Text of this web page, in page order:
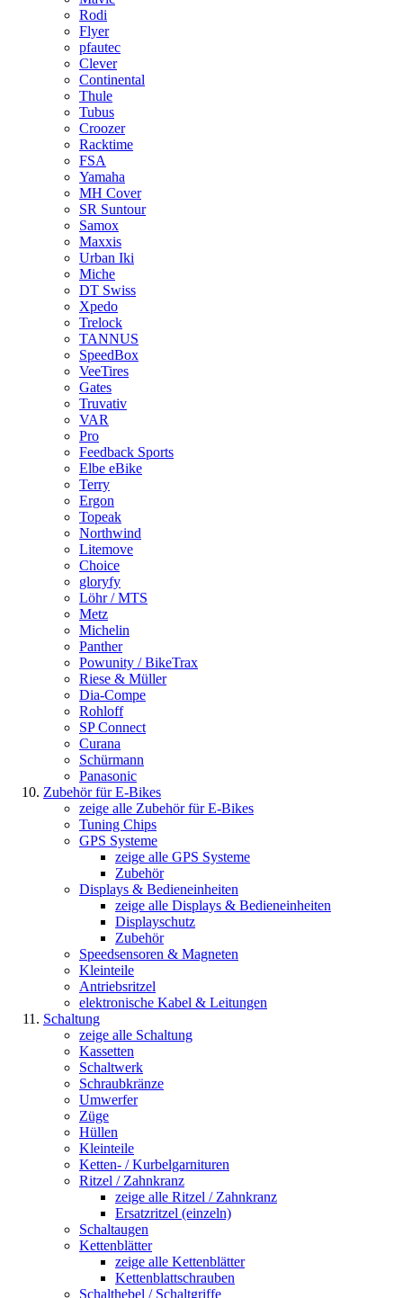
Rodi
Flyer
pfautec
Clever
Continental
Thule
Tubus
Croozer
Racktime
FSA
Yamaha
MH Cover
SR Suntour
Samox
Maxxis
Urban Iki
Miche
DT Swiss
Xpedo
Trelock
TANNUS
SpeedBox
VeeTires
Gates
Truvativ
VAR
Pro
Feedback Sports
Elbe eBike
Terry
Ergon
Topeak
Northwind
Litemove
Choice
gloryfy
Löhr / MTS
Metz
Michelin
Panther
Powunity / BikeTrax
Riese & Müller
Dia-Compe
Rohloff
SP Connect
Curana
Schürmann
Panasonic
Zubehör für E-Bikes
zeige alle Zubehör für E-Bikes
Tuning Chips
GPS Systeme
zeige alle GPS Systeme
Zubehör
Displays & Bedieneinheiten
zeige alle Displays & Bedieneinheiten
Displayschutz
Zubehör
Speedsensoren & Magneten
Kleinteile
Antriebsritzel
elektronische Kabel & Leitungen
Schaltung
zeige alle Schaltung
Kassetten
Schaltwerk
Schraubkränze
Umwerfer
Züge
Hüllen
Kleinteile
Ketten- / Kurbelgarnituren
Ritzel / Zahnkranz
zeige alle Ritzel / Zahnkranz
Ersatzritzel (einzeln)
Schaltaugen
Kettenblätter
zeige alle Kettenblätter
Kettenblattschrauben
Schalthebel / Schaltgriffe